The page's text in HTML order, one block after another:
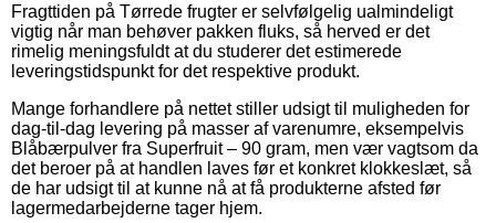
Fragttiden på Tørrede frugter er selvfølgelig ualmindeligt
vigtig når man behøver pakken fluks, så herved er det
rimelig meningsfuldt at du studerer det estimerede
leveringstidspunkt for det respektive produkt.
Mange forhandlere på nettet stiller udsigt til muligheden for
dag-til-dag levering på masser af varenumre, eksempelvis
Blåbærpulver fra Superfruit – 90 gram, men vær vagtsom da
det beroer på at handlen laves før et konkret klokkeslæt, så
de har udsigt til at kunne nå at få produkterne afsted før
lagermedarbejderne tager hjem.